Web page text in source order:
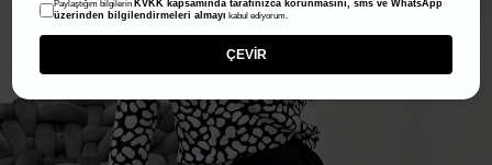
Paylaştığım bilgilerin KVKK kapsamında tarafınızca korunmasını, sms ve WhatsApp
üzerinden bilgilendirmeleri almayı kabul ediyorum.
ÇEVİR